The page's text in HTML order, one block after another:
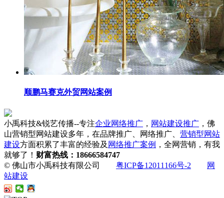
顺鹏马赛克外贸网站案例
小禹科技&锐艺传播--专注企业网络推广 ， 网站建设推广 ，佛
山营销型网站建设多年，在品牌推广、网络推广、 营销型网站
建设方面积累了丰富的经验及 网络推广案例 ，全网营销，有我
就够了！ 财富热线：18666584747
© 佛山市小禹科技有限公司 粤ICP备12011166号-2
网
站建设